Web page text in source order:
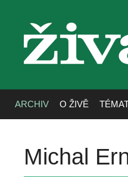
živa
ARCHIV O ŽIVĚ
Michal